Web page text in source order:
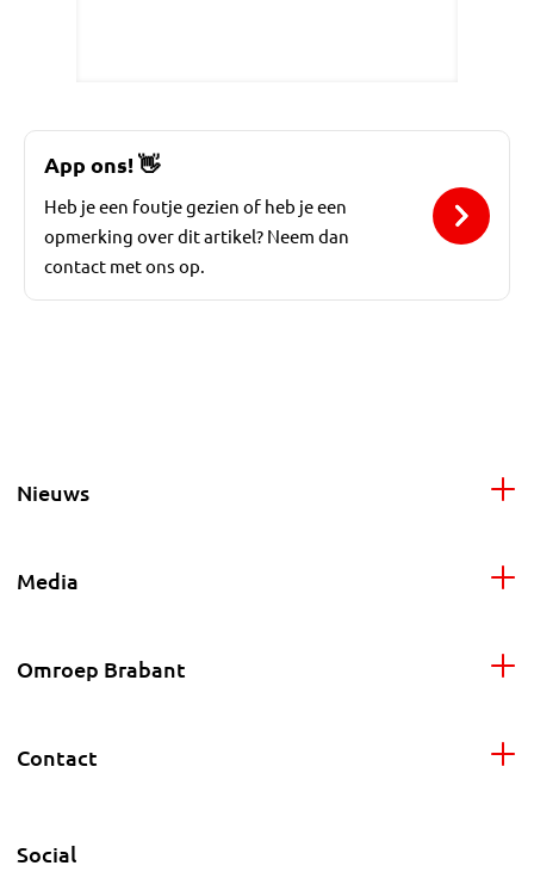
App ons!👋
Heb je een foutje gezien of heb je een
opmerking over dit artikel? Neem dan
contact met ons op.
Nieuws
Media
Omroep Brabant
Contact
Social